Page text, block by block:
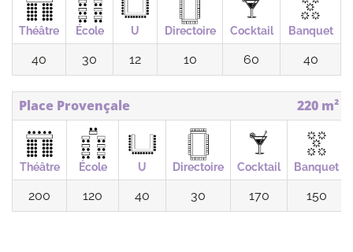
Théâtre École U Directoire Cocktail Banquet
40 30 12 10 60 40
Place Provençale 220 m²
Théâtre École U Directoire Cocktail Banquet
200 120 40 30 170 150